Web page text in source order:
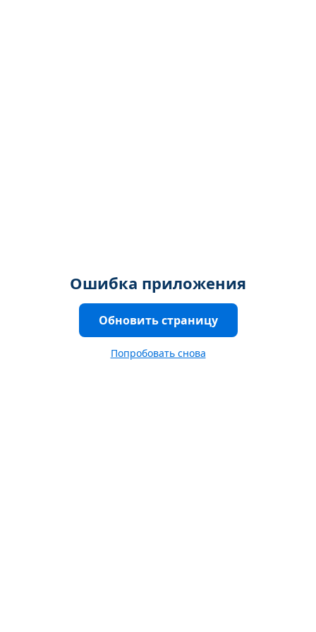
Ошибка приложения
Обновить страницу
Попробовать снова